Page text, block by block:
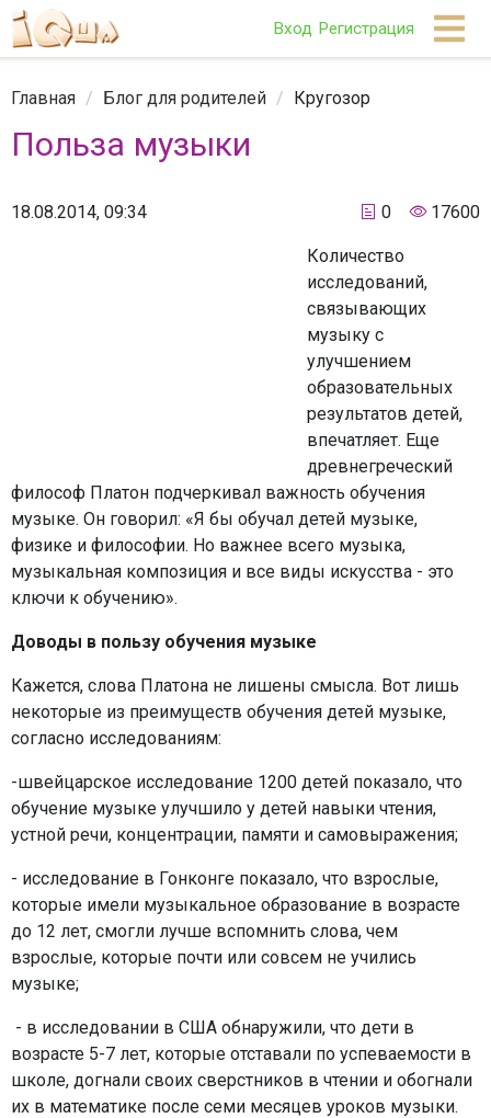
Вход Регистрация
Главная / Блог для родителей / Кругозор
Польза музыки
18.08.2014, 09:34 0 17600
Количество
исследований,
связывающих
музыку с
улучшением
образовательных
результатов детей,
впечатляет. Еще
древнегреческий
философ Платон подчеркивал важность обучения
музыке. Он говорил: «Я бы обучал детей музыке,
физике и философии. Но важнее всего музыка,
музыкальная композиция и все виды искусства - это
ключи к обучению».
Доводы в пользу обучения музыке
Кажется, слова Платона не лишены смысла. Вот лишь
некоторые из преимуществ обучения детей музыке,
согласно исследованиям:
-швейцарское исследование 1200 детей показало, что
обучение музыке улучшило у детей навыки чтения,
устной речи, концентрации, памяти и самовыражения;
- исследование в Гонконге показало, что взрослые,
которые имели музыкальное образование в возрасте
до 12 лет, смогли лучше вспомнить слова, чем
взрослые, которые почти или совсем не учились
музыке;
- в исследовании в США обнаружили, что дети в
возрасте 5-7 лет, которые отставали по успеваемости в
школе, догнали своих сверстников в чтении и обогнали
их в математике после семи месяцев уроков музыки.